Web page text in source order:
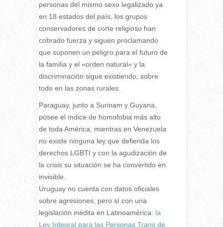
personas del mismo sexo legalizado ya
en 18 estados del país, los grupos
conservadores de corte religioso han
cobrado fuerza y siguen proclamando
que suponen un peligro para el futuro de
la familia y el «orden natural» y la
discriminación sigue existiendo, sobre
todo en las zonas rurales.
Paraguay, junto a Surinam y Guyana,
posee el índice de homofobia más alto
de toda América, mientras en Venezuela
no existe ninguna ley que defienda los
derechos LGBTI y con la agudización de
la crisis su situación se ha convertido en
invisible.
Uruguay no cuenta con datos oficiales
sobre agresiones, pero sí con una
legislación inédita en Latinoamérica: la
Ley Integral para las Personas Trans de